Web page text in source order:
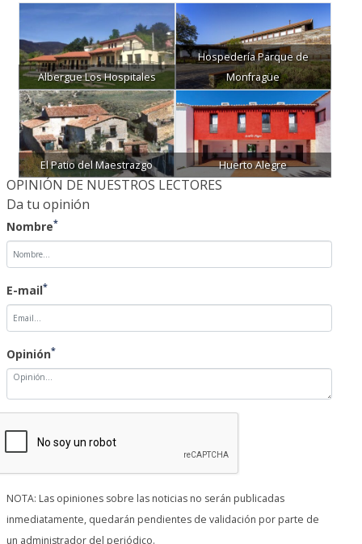
Albergue Los Hospitales
Hospedería Parque de
Monfragüe
El Patio del Maestrazgo Huerto Alegre
OPINIÓN DE NUESTROS LECTORES
Da tu opinión
Nombre*
E-mail*
Opinión*
NOTA: Las opiniones sobre las noticias no serán publicadas
inmediatamente, quedarán pendientes de validación por parte de
un administrador del periódico.